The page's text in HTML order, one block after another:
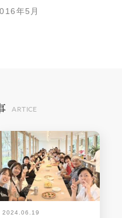
年5月
ARTICE
2024.06.19